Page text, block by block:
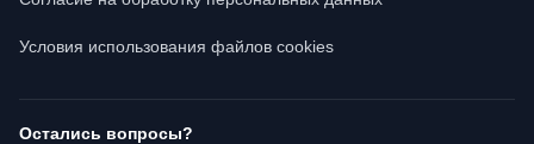
Условия использования файлов cookies
Остались вопросы?